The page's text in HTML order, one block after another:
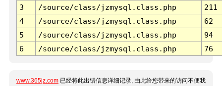
3 /source/class/jzmysql.class.php
211
4
/source/class/jzmysql.class.php
62
5
/source/class/jzmysql.class.php
94
6
/source/class/jzmysql.class.php 76
www.365jz.com 已经将此出错信息详细记录, 由此给您带来的访问不便我